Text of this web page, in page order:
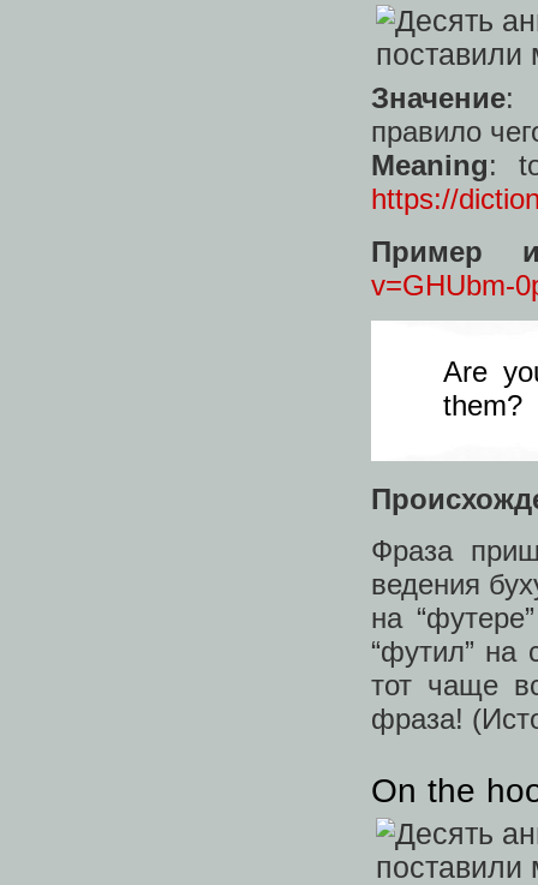
Значение:
правило
Meaning:
https://
Пример
v=GHUbm-
Are
them?
Фраза
ведения
на
“футил” на
тот чаще
фраза!
On the